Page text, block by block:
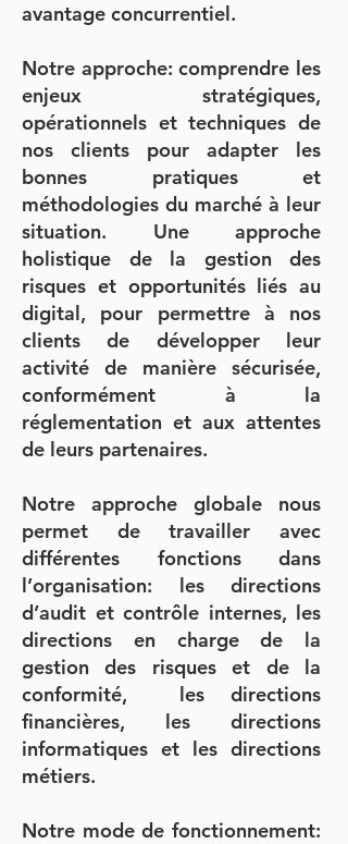
avantage concurrentiel.
Notre approche: comprendre les
enjeux stratégiques,
opérationnels et techniques de
nos clients pour adapter les
bonnes pratiques et
méthodologies du marché à leur
situation. Une approche
holistique de la gestion des
risques et opportunités liés au
digital, pour permettre à nos
clients de développer leur
activité de manière sécurisée,
conformément à la
réglementation et aux attentes
de leurs partenaires.
Notre approche globale nous
permet de travailler avec
différentes fonctions dans
l’organisation: les directions
d’audit et contrôle internes, les
directions en charge de la
gestion des risques et de la
conformité, les directions
financières, les directions
informatiques et les directions
métiers.
Notre mode de fonctionnement: